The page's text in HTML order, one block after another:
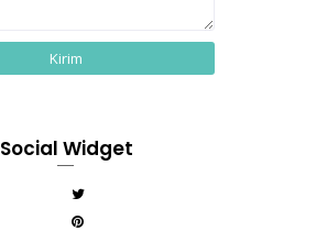
Social Widget